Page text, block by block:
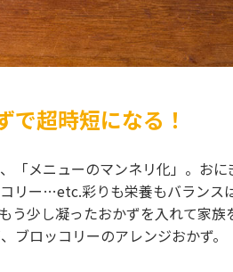
超時短になる！
「メニューのマンネリ化」。おに
リー…etc.彩りも栄養もバランス
う少し凝ったおかずを入れて家族
ブロッコリーのアレンジおかず。